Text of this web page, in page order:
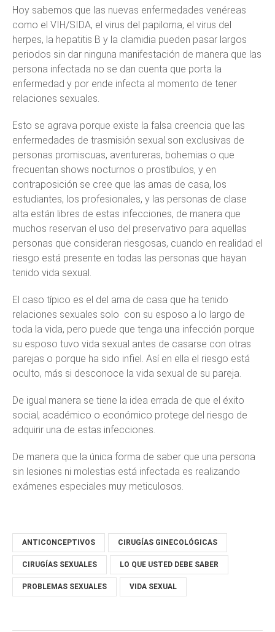
Hoy sabemos que las nuevas enfermedades venéreas
como el VIH/SIDA, el virus del papiloma, el virus del
herpes, la hepatitis B y la clamidia pueden pasar largos
periodos sin dar ninguna manifestación de manera que las
persona infectada no se dan cuenta que porta la
enfermedad y por ende infecta al momento de tener
relaciones sexuales.
Esto se agrava porque existe la falsa creencia que las
enfermedades de trasmisión sexual son exclusivas de
personas promiscuas, aventureras, bohemias o que
frecuentan shows nocturnos o prostíbulos, y en
contraposición se cree que las amas de casa, los
estudiantes, los profesionales, y las personas de clase
alta están libres de estas infecciones, de manera que
muchos reservan el uso del preservativo para aquellas
personas que consideran riesgosas, cuando en realidad el
riesgo está presente en todas las personas que hayan
tenido vida sexual.
El caso típico es el del ama de casa que ha tenido
relaciones sexuales solo con su esposo a lo largo de
toda la vida, pero puede que tenga una infección porque
su esposo tuvo vida sexual antes de casarse con otras
parejas o porque ha sido infiel. Así en ella el riesgo está
oculto, más si desconoce la vida sexual de su pareja.
De igual manera se tiene la idea errada de que el éxito
social, académico o económico protege del riesgo de
adquirir una de estas infecciones.
De manera que la única forma de saber que una persona
sin lesiones ni molestias está infectada es realizando
exámenes especiales muy meticulosos.
ANTICONCEPTIVOS CIRUGÍAS GINECOLÓGICAS
CIRUGÍAS SEXUALES LO QUE USTED DEBE SABER
PROBLEMAS SEXUALES VIDA SEXUAL